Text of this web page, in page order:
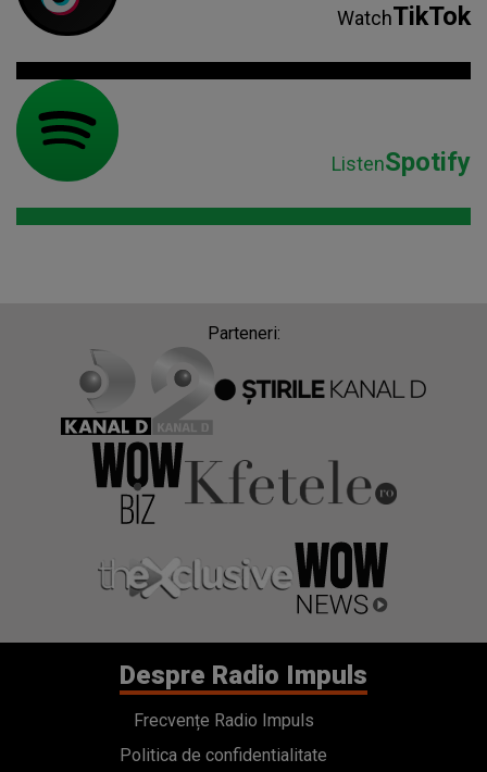
WatchTikTok
ListenSpotify
Parteneri:
Despre Radio Impuls
Frecvențe Radio Impuls
Politica de confidentialitate